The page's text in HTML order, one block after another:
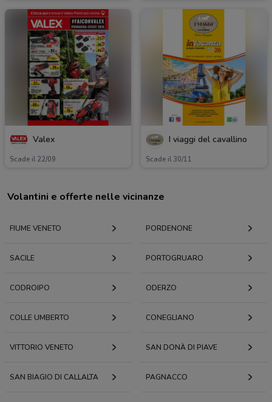
Valex
Scade il 22/09
I viaggi del cavallino
Scade il 30/11
Volantini e offerte nelle vicinanze
FIUME VENETO PORDENONE
SACILE PORTOGRUARO
CODROIPO ODERZO
COLLE UMBERTO CONEGLIANO
VITTORIO VENETO SAN DONÀ DI PIAVE
SAN BIAGIO DI CALLALTA PAGNACCO